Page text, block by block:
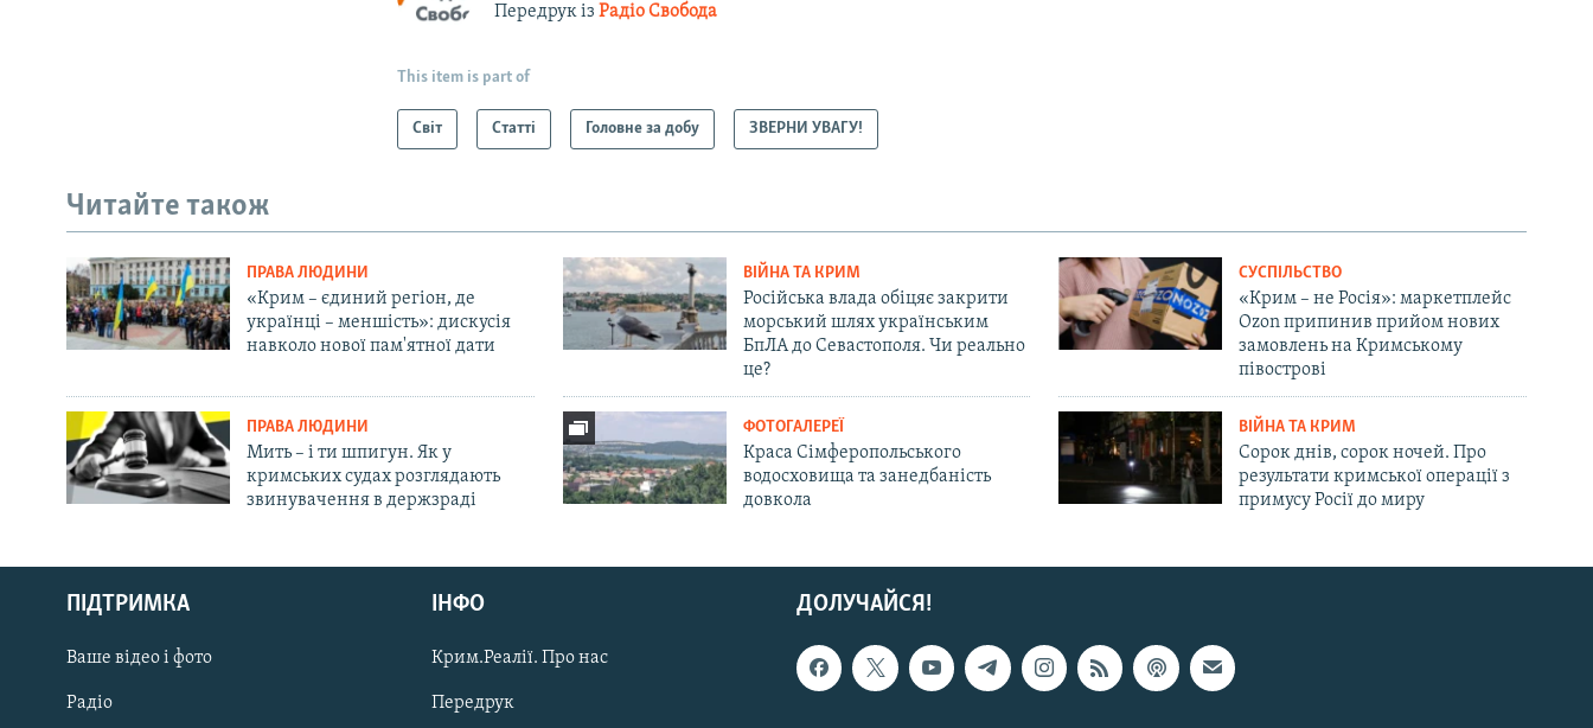
Русский
Qırımtatar
ДОЛУЧАЙСЯ!
Передрук ізРадіо Свобода
This item is part of
Світ Статті Головне за добу ЗВЕРНИ УВАГУ!
Читайте також
ПРАВА ЛЮДИНИ
«Крим – єдиний регіон, де
українці – меншість»: дискусія
навколо нової пам'ятної дати
ВІЙНА ТА КРИМ
Російська влада обіцяє закрити
морський шлях українським
БпЛА до Севастополя. Чи реально
це?
СУСПІЛЬСТВО
«Крим – не Росія»: маркетплейс
Ozon припинив прийом нових
замовлень на Кримському
півострові
ПРАВА ЛЮДИНИ
Мить – і ти шпигун. Як у
кримських судах розглядають
звинувачення в держзраді
ФОТОГАЛЕРЕЇ
Краса Сімферопольського
водосховища та занедбаність
довкола
ВІЙНА ТА КРИМ
Сорок днів, сорок ночей. Про
результати кримської операції з
примусу Росії до миру
ДОЛУЧАЙСЯ!
ПІДТРИМКА
Ваше відео і фото
Радіо
ІНФО
Крим.Реалії. Про нас
Передрук